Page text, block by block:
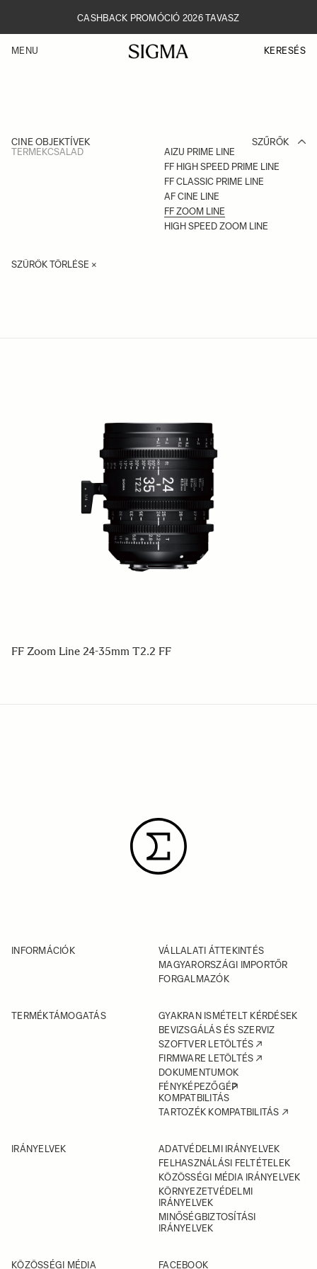
CASHBACK PROMÓCIÓ 2026 TAVASZ
MENU KERESÉS
CINE OBJEKTÍVEK
TERMÉKCSALÁD
AIZU PRIME LINE
FF HIGH SPEED PRIME LINE
FF CLASSIC PRIME LINE
AF CINE LINE
FF ZOOM LINE
HIGH SPEED ZOOM LINE
FF Zoom Line 24-35mm T2.2 FF
INFORMÁCIÓK
VÁLLALATI ÁTTEKINTÉS
MAGYARORSZÁGI IMPORTŐR
FORGALMAZÓK
TERMÉKTÁMOGATÁS
GYAKRAN ISMÉTELT KÉRDÉSEK
BEVIZSGÁLÁS ÉS SZERVIZ
SZOFTVER LETÖLTÉS
FIRMWARE LETÖLTÉS
DOKUMENTUMOK
FÉNYKÉPEZŐGÉP
KOMPATBILITÁS
TARTOZÉK KOMPATBILITÁS
IRÁNYELVEK
ADATVÉDELMI IRÁNYELVEK
FELHASZNÁLÁSI FELTÉTELEK
KÖZÖSSÉGI MÉDIA IRÁNYELVEK
KÖRNYEZETVÉDELMI
IRÁNYELVEK
MINŐSÉGBIZTOSÍTÁSI
IRÁNYELVEK
KÖZÖSSÉGI MÉDIA FACEBOOK